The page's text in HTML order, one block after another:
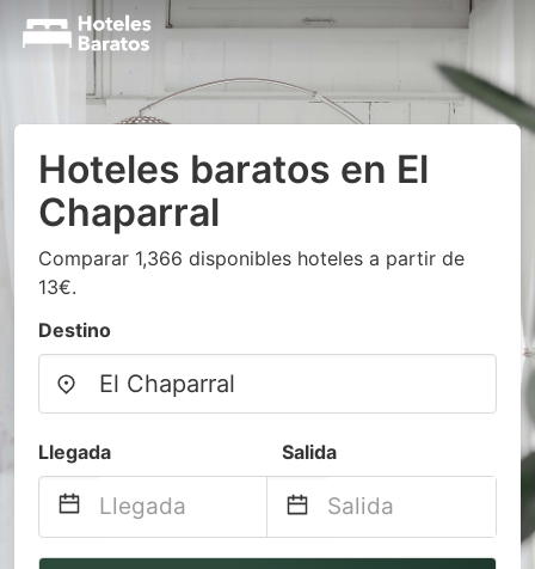
Hoteles baratos en El
Chaparral
Comparar 1,366 disponibles hoteles a partir de
13€.
Destino
Llegada Salida
Navigate
Navigate